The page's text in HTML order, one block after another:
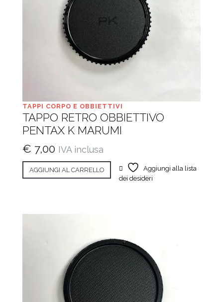
TAPPI CORPO E OBBIETTIVI
TAPPO RETRO OBBIETTIVO
PENTAX K MARUMI
€ 7,00 IVA inclusa
AGGIUNGI AL CARRELLO
Aggiungi alla lista
dei desideri